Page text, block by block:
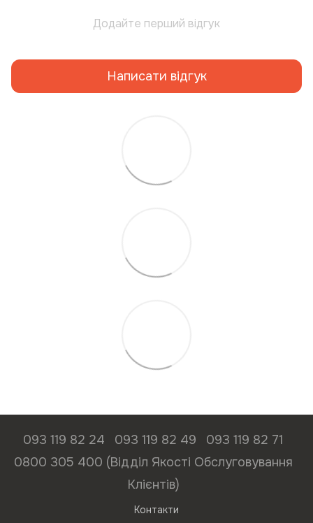
Додайте перший відгук
Написати відгук
093 119 82 24 093 119 82 49
093 119 82 71
0800 305 400 (Відділ Якості Обслуговування
Клієнтів)
Контакти